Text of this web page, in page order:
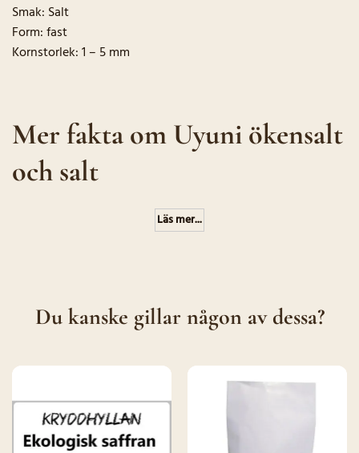
Smak: Salt
Form: fast
Kornstorlek: 1 – 5 mm
Mer fakta om Uyuni ökensalt
och salt
Läs mer...
Du kanske gillar någon av dessa?